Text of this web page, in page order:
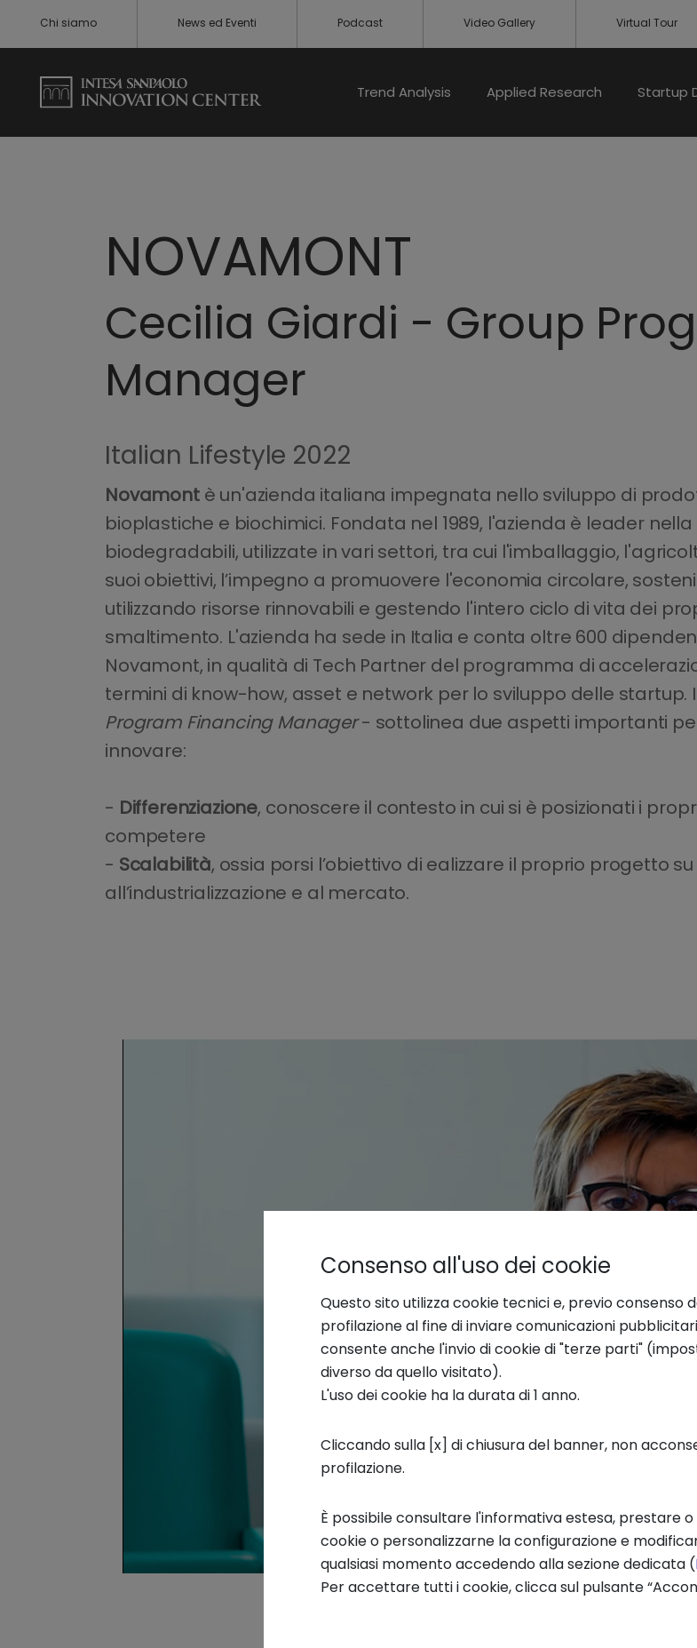
Chi siamo News ed Eventi Podcast Video Gallery Virtual Tour
Trend Analysis Applied Research Startup
NOVAMONT
Cecilia Giardi - Group
Manager
Italian Lifestyle 2022
Novamont è un'azienda italiana impegnata nello sviluppo di
bioplastiche e biochimici. Fondata nel 1989, l'azienda è leader
biodegradabili, utilizzate in vari settori, tra cui l'imballaggio,
suoi obiettivi, l’impegno a promuovere l'economia circolare,
utilizzando risorse rinnovabili e gestendo l'intero ciclo di vita dei
smaltimento. L'azienda ha sede in Italia e conta oltre 600
Novamont, in qualità di Tech Partner del programma di
termini di know-how, asset e network per lo sviluppo delle startup.
Program Financing Manager- sottolinea due aspetti importanti
innovare:
- Differenziazione, conoscere il contesto in cui si è posizionati i
competere
- Scalabilità, ossia porsi l’obiettivo di ealizzare il proprio progetto
all’industrializzazione e al mercato.
Consenso all'uso dei cookie
Questo sito utilizza cookie tecnici e, previo consenso
profilazione al fine di inviare comunicazioni
consente anche l'invio di cookie di "terze parti"
diverso da quello visitato).
L'uso dei cookie ha la durata di 1 anno.
Cliccando sulla [x] di chiusura del banner, non
profilazione.
È possibile consultare l'informativa estesa, prestare
cookie o personalizzarne la configurazione e
qualsiasi momento accedendo alla sezione dedicata (
Per accettare tutti i cookie, clicca sul pulsante